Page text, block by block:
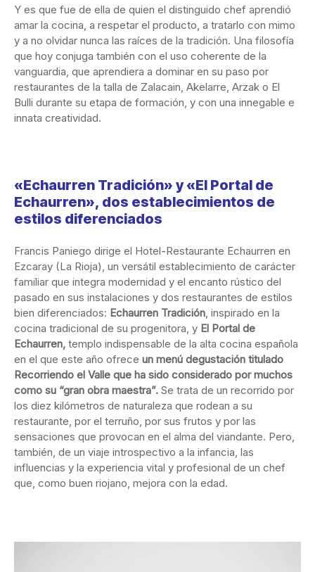
Y es que fue de ella de quien el distinguido chef aprendió
amar la cocina, a respetar el producto, a tratarlo con mimo
y a no olvidar nunca las raíces de la tradición. Una filosofía
que hoy conjuga también con el uso coherente de la
vanguardia, que aprendiera a dominar en su paso por
restaurantes de la talla de Zalacain, Akelarre, Arzak o El
Bulli durante su etapa de formación, y con una innegable e
innata creatividad.
«Echaurren Tradición» y «El Portal de
Echaurren», dos establecimientos de
estilos diferenciados
Francis Paniego dirige el Hotel-Restaurante Echaurren en
Ezcaray (La Rioja), un versátil establecimiento de carácter
familiar que integra modernidad y el encanto rústico del
pasado en sus instalaciones y dos restaurantes de estilos
bien diferenciados: Echaurren Tradición, inspirado en la
cocina tradicional de su progenitora, y El Portal de
Echaurren, templo indispensable de la alta cocina española
en el que este año ofrece un menú degustación titulado
Recorriendo el Valle que ha sido considerado por muchos
como su “gran obra maestra”. Se trata de un recorrido por
los diez kilómetros de naturaleza que rodean a su
restaurante, por el terruño, por sus frutos y por las
sensaciones que provocan en el alma del viandante. Pero,
también, de un viaje introspectivo a la infancia, las
influencias y la experiencia vital y profesional de un chef
que, como buen riojano, mejora con la edad.